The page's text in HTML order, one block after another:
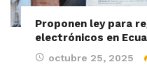
Proponen ley para
electrónicos en
octubre 25, 2025